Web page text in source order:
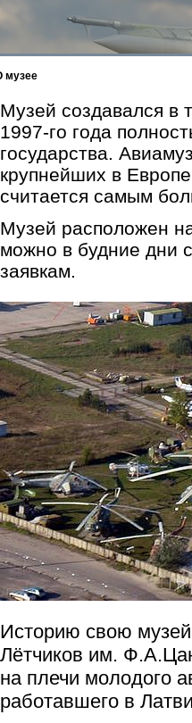
музее
Музей создавался в
1997-го года
государства.
крупнейших в
считается самым
Музей расположен
можно в будние дни
заявкам.
Историю свою
Лётчиков им.
на плечи молодого
работавшего в